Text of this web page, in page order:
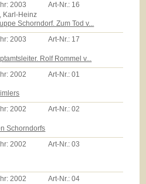
2003 Art-Nr.: 16
Karl-Heinz
Schorndorf. Zum Tod v...
2003 Art-Nr.: 17
Rolf Rommel v...
2002 Art-Nr.:01
2002 Art-Nr.:02
Schorndorfs
2002 Art-Nr.:03
2002 Art-Nr.:04